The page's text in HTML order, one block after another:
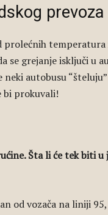
prevoza
prolećnih temperatura
se grejanje isključi u
autobusu
bi prokuvali!
Šta li će tek biti u
od vozača na liniji 95,